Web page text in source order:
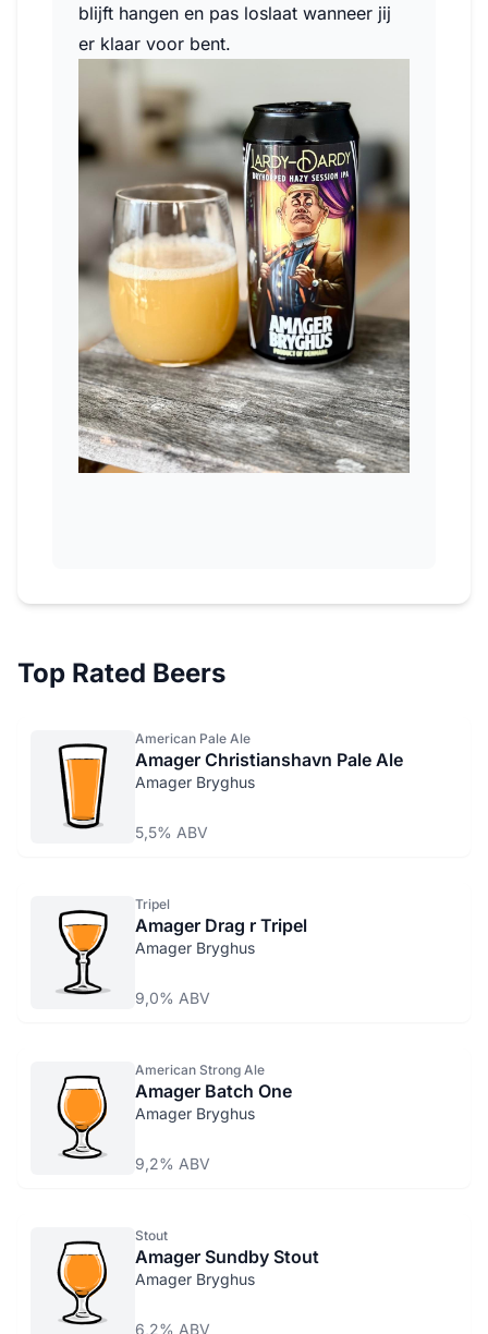
blijft hangen en pas loslaat wanneer jij
er klaar voor bent.
Top Rated Beers
American Pale Ale
Amager Christianshavn Pale Ale
Amager Bryghus
5,5% ABV
Tripel
Amager Drag r Tripel
Amager Bryghus
9,0% ABV
American Strong Ale
Amager Batch One
Amager Bryghus
9,2% ABV
Stout
Amager Sundby Stout
Amager Bryghus
6,2% ABV